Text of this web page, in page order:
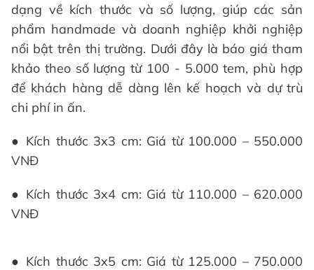
dạng về kích thước và số lượng, giúp các sản
phẩm handmade và doanh nghiệp khởi nghiệp
nổi bật trên thị trường. Dưới đây là báo giá tham
khảo theo số lượng từ 100 - 5.000 tem, phù hợp
để khách hàng dễ dàng lên kế hoạch và dự trù
chi phí in ấn.
● Kích thước 3x3 cm: Giá từ 100.000 – 550.000
VNĐ
● Kích thước 3x4 cm: Giá từ 110.000 – 620.000
VNĐ
● Kích thước 3x5 cm: Giá từ 125.000 – 750.000